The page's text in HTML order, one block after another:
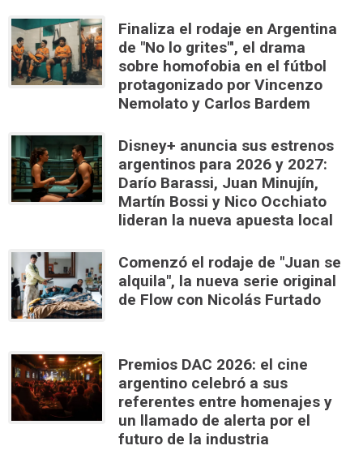
Finaliza el rodaje en Argentina
de "No lo grites"', el drama
sobre homofobia en el fútbol
protagonizado por Vincenzo
Nemolato y Carlos Bardem
Disney+ anuncia sus estrenos
argentinos para 2026 y 2027:
Darío Barassi, Juan Minujín,
Martín Bossi y Nico Occhiato
lideran la nueva apuesta local
Comenzó el rodaje de "Juan se
alquila", la nueva serie original
de Flow con Nicolás Furtado
Premios DAC 2026: el cine
argentino celebró a sus
referentes entre homenajes y
un llamado de alerta por el
futuro de la industria